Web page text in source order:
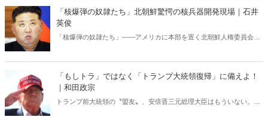
「核爆弾の奴隷たち」北朝鮮驚愕の核兵器開発現場｜石井
英俊
「核爆弾の奴隷たち」――アメリカに本部を置く北朝鮮人権委員会が
独裁国家で実施されている「現代の奴隷制度」の実態。
「もしトラ」ではなく「トランプ大統領復帰」に備えよ！
｜和田政宗
トランプ前大統領の〝盟友〟、安倍晋三元総理大臣はもういない。